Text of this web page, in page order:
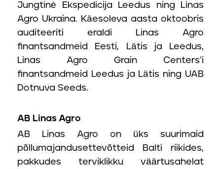
Jungtinė Ekspedicija Leedus ning Linas
Agro Ukraina. Käesoleva aasta oktoobris
auditeeriti eraldi Linas Agro
finantsandmeid Eesti, Lätis ja Leedus,
Linas Agro Grain Centers’i
finantsandmeid Leedus ja Lätis ning UAB
Dotnuva Seeds.
AB Linas Agro
AB Linas Agro on üks suurimaid
põllumajandusettevõtteid Balti riikides,
pakkudes terviklikku väärtusahelat